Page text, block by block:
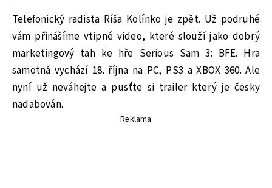
Telefonický radista Ríša Kolínko je zpět. Už podruhé
vám přinášíme vtipné video, které slouží jako dobrý
marketingový tah ke hře Serious Sam 3: BFE. Hra
samotná vychází 18. října na PC, PS3 a XBOX 360. Ale
nyní už neváhejte a pusťte si trailer který je česky
nadabován.
Reklama